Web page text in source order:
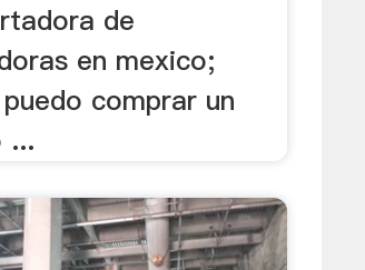
de
en mexico;
comprar un
...